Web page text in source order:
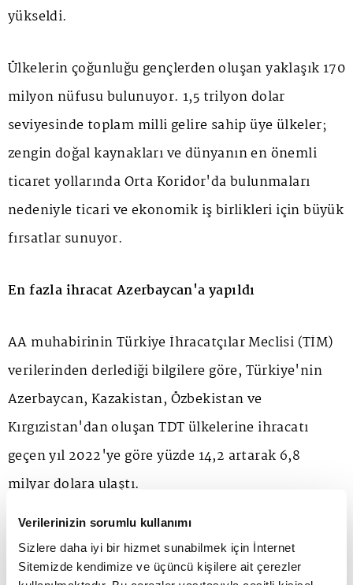
Verilerinizin sorumlu kullanımı
Sizlere daha iyi bir hizmet sunabilmek için İnternet
Sitemizde kendimize ve üçüncü kişilere ait çerezler
yükseldi.
Ülkelerin çoğunluğu gençlerden oluşan yaklaşık 170
milyon nüfusu bulunuyor. 1,5 trilyon dolar
seviyesinde toplam milli gelire sahip üye ülkeler;
zengin doğal kaynakları ve dünyanın en önemli
ticaret yollarında Orta Koridor'da bulunmaları
nedeniyle ticari ve ekonomik iş birlikleri için büyük
fırsatlar sunuyor.
En fazla ihracat Azerbaycan'a yapıldı
AA muhabirinin Türkiye İhracatçılar Meclisi (TİM)
verilerinden derlediği bilgilere göre, Türkiye'nin
Azerbaycan, Kazakistan, Özbekistan ve
Kırgızistan'dan oluşan TDT ülkelerine ihracatı
geçen yıl 2022'ye göre yüzde 14,2 artarak 6,8
milyar dolara ulaştı.
yapılan ülke
2,4 milyar dolarla Azerbaycan oldu. Onu 1,7 milyar